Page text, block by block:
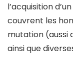
l’acquisition
couvrent les
mutation (aussi
ainsi que